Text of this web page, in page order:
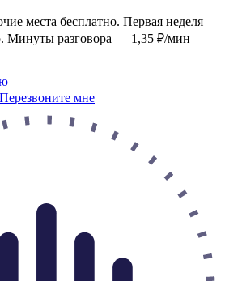
места бесплатно. Первая неделя —
Минуты разговора — 1,35 ₽/мин
Перезвоните мне